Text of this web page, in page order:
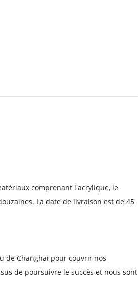
comprenant l'acrylique, le
La date de livraison est de 45
de Changhaï pour couvrir nos
de poursuivre le succès et nous sont